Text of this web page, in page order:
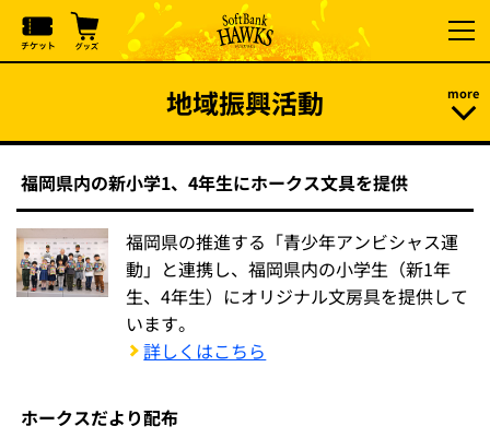
地域振興活動
福岡県内の新小学1、4年生にホークス文具を提供
福岡県の推進する「青少年アンビシャス運
動」と連携し、福岡県内の小学生（新1年
生、4年生）にオリジナル文房具を提供して
います。
詳しくはこちら
ホークスだより配布